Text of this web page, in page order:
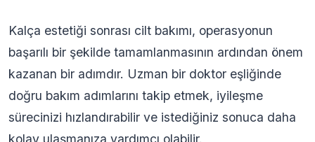
Kalça estetiği sonrası cilt bakımı, operasyonun
başarılı bir şekilde tamamlanmasının ardından önem
kazanan bir adımdır. Uzman bir doktor eşliğinde
doğru bakım adımlarını takip etmek, iyileşme
sürecinizi hızlandırabilir ve istediğiniz sonuca daha
kolay ulaşmanıza yardımcı olabilir.